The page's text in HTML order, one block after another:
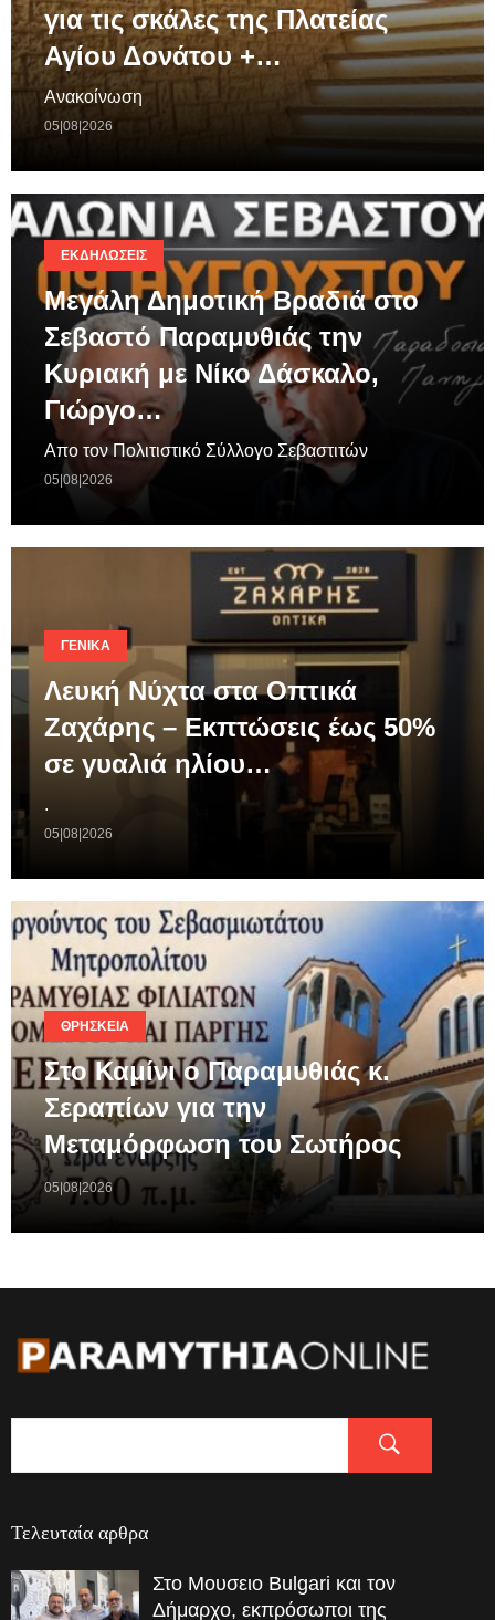
για τις σκάλες της Πλατείας
Αγίου Δονάτου +…
Ανακοίνωση
05|08|2026
ΕΚΔΗΛΏΣΕΙΣ
Μεγάλη Δημοτική Βραδιά στο
Σεβαστό Παραμυθιάς την
Κυριακή με Νίκο Δάσκαλο,
Γιώργο…
Απο τον Πολιτιστικό Σύλλογο Σεβαστιτών
05|08|2026
ΓΕΝΙΚΆ
Λευκή Νύχτα στα Οπτικά
Ζαχάρης – Εκπτώσεις έως 50%
σε γυαλιά ηλίου…
.
05|08|2026
ΘΡΗΣΚΕΊΑ
Στο Καμίνι ο Παραμυθιάς κ.
Σεραπίων για την
Μεταμόρφωση του Σωτήρος
05|08|2026
Τελευταία αρθρα
Στο Μουσειο Bulgari και τον
Δήμαρχο, εκπρόσωποι της